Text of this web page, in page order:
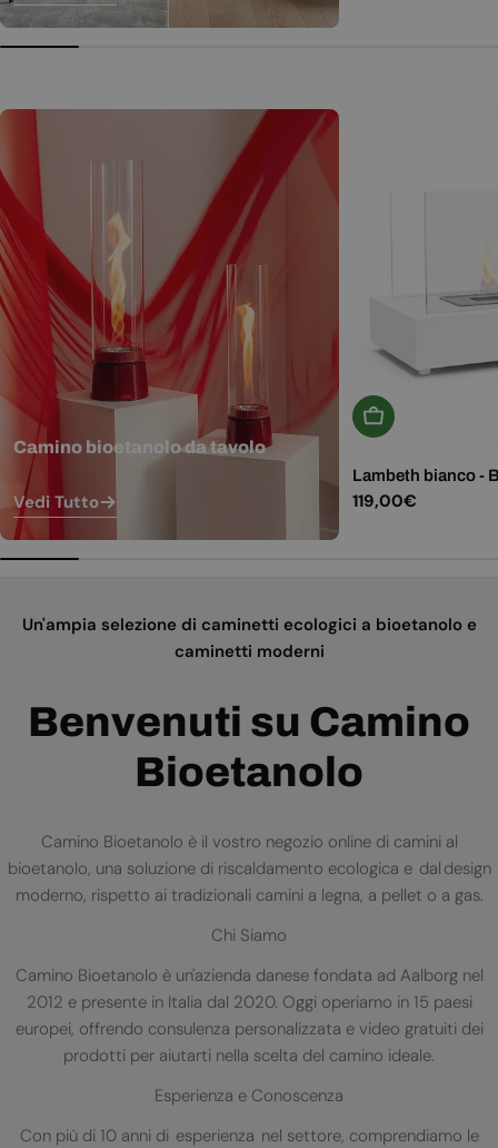
Camino bioetanolo da tavolo
Vedi Tutto
Aggiungi Al
Lambeth bianco -
Prezzo
119,00€
Un'ampia selezione di caminetti ecologici a bioetanolo e
caminetti moderni
Benvenuti su Camino
Bioetanolo
Camino Bioetanolo è il vostro negozio online di camini al
bioetanolo, una soluzione di riscaldamento ecologica e dal design
moderno, rispetto ai tradizionali camini a legna, a pellet o a gas.
Chi Siamo
Camino Bioetanolo è un'azienda danese fondata ad Aalborg nel
2012 e presente in Italia dal 2020. Oggi operiamo in 15 paesi
europei, offrendo consulenza personalizzata e video gratuiti dei
prodotti per aiutarti nella scelta del camino ideale.
Esperienza e Conoscenza
Con più di 10 anni di esperienza nel settore, comprendiamo le